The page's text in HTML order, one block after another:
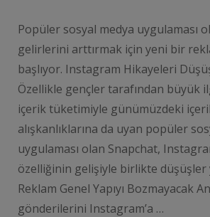
Popüler sosyal medya uygulaması
gelirlerini arttırmak için yeni bir
başlıyor. Instagram Hikayeleri
Özellikle gençler tarafından büyük
içerik tüketimiyle günümüzdeki
alışkanlıklarına da uyan popüler
uygulaması olan Snapchat,
özelliğinin gelişiyle birlikte düşüşler
Reklam Genel Yapıyı Bozmayacak
gönderilerini Instagram’a …